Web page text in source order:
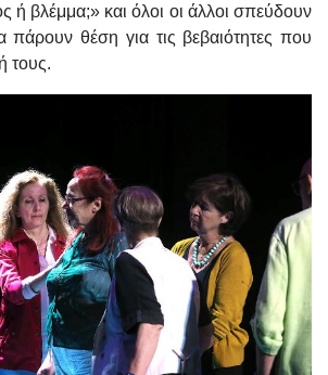
ή βλέμμα;» και όλοι οι άλλοι σπεύδουν
πάρουν θέση για τις βεβαιότητες που
τους.